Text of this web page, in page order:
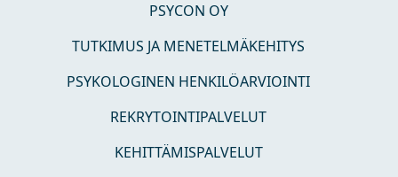
PSYCON OY
TUTKIMUS JA MENETELMÄKEHITYS
PSYKOLOGINEN HENKILÖARVIOINTI
REKRYTOINTIPALVELUT
KEHITTÄMISPALVELUT